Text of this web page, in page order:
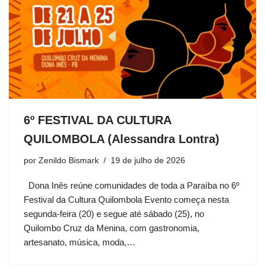
6º FESTIVAL DA CULTURA
QUILOMBOLA (Alessandra Lontra)
por Zenildo Bismark 19 de julho de 2026
Dona Inês reúne comunidades de toda a Paraíba no 6º
Festival da Cultura Quilombola Evento começa nesta
segunda-feira (20) e segue até sábado (25), no
Quilombo Cruz da Menina, com gastronomia,
artesanato, música, moda,…